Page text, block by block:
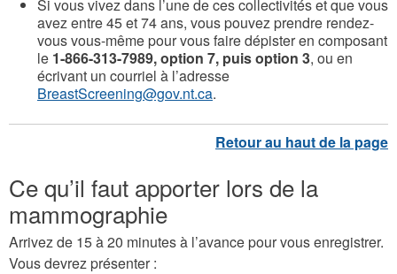
Si vous vivez dans l’une de ces collectivités et que vous
avez entre 45 et 74 ans, vous pouvez prendre rendez-
vous vous-même pour vous faire dépister en composant
le 1-866-313-7989, option 7, puis option 3, ou en
écrivant un courriel à l’adresse
BreastScreening@gov.nt.ca.
Ce qu’il faut apporter lors de la
mammographie
Arrivez de 15 à 20 minutes à l’avance pour vous enregistrer.
Vous devrez présenter :